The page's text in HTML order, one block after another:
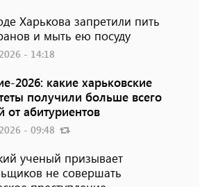
Харькова запретили пить
и мыть ею посуду
- 14:18
2026: какие харьковские
получили больше всего
от абитуриентов
- 09:48
ученый призывает
не совершать